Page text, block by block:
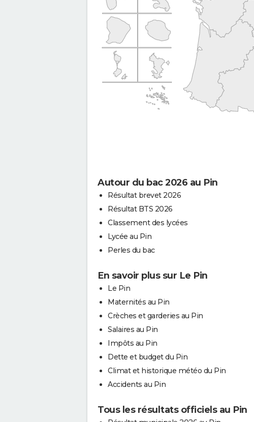
Autour du bac 2026 au Pin
Résultat brevet 2026
Résultat BTS 2026
Classement des lycées
Lycée au Pin
Perles du bac
En savoir plus sur Le Pin
Le Pin
Maternités au Pin
Crèches et garderies au Pin
Salaires au Pin
Impôts au Pin
Dette et budget du Pin
Climat et historique météo du Pin
Accidents au Pin
Tous les résultats officiels au Pin